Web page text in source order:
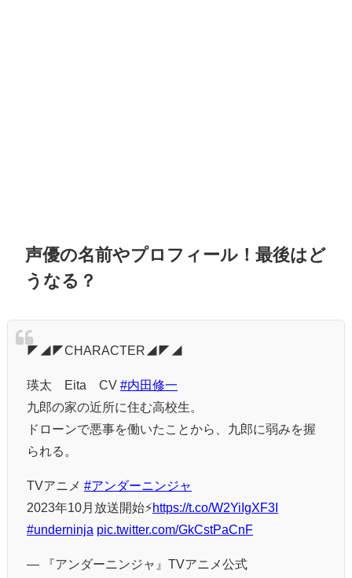
声優の名前やプロフィール！最後はど
うなる？
◤◢◤CHARACTER◢◤◢
瑛太 Eita CV #内田修一
九郎の家の近所に住む高校生。
ドローンで悪事を働いたことから、九郎に弱みを握
られる。
TVアニメ #アンダーニンジャ
2023年10月放送開始⚡https://t.co/W2YiIgXF3I
#underninja pic.twitter.com/GkCstPaCnF
— 『アンダーニンジャ』TVアニメ公式